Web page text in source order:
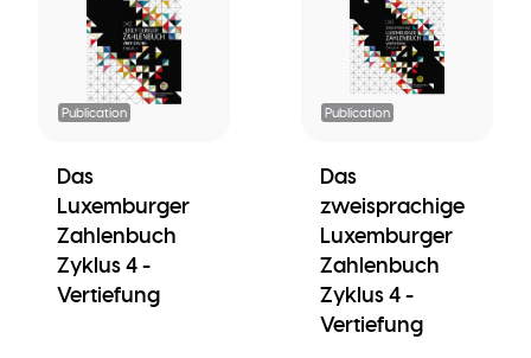
Publication
Das
Luxemburger
Zahlenbuch
Zyklus 4 -
Vertiefung
Publication
Das
zweisprachige
Luxemburger
Zahlenbuch
Zyklus 4 -
Vertiefung